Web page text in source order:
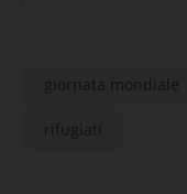
giornata mondiale
rifugiati